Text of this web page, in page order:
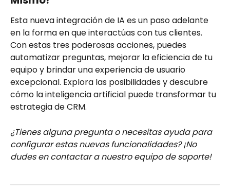
Esta nueva integración de IA es un paso adelante
en la forma en que interactúas con tus clientes.
Con estas tres poderosas acciones, puedes
automatizar preguntas, mejorar la eficiencia de tu
equipo y brindar una experiencia de usuario
excepcional. Explora las posibilidades y descubre
cómo la inteligencia artificial puede transformar tu
estrategia de CRM.
¿Tienes alguna pregunta o necesitas ayuda para
configurar estas nuevas funcionalidades? ¡No
dudes en contactar a nuestro equipo de soporte!